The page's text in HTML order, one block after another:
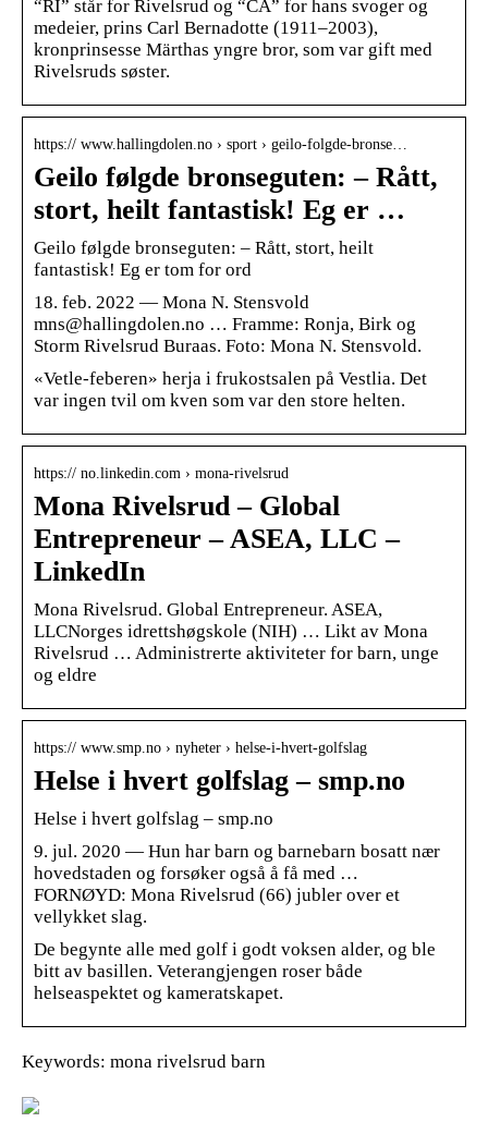
“RI” står for Rivelsrud og “CA” for hans svoger og
medeier, prins Carl Bernadotte (1911–2003),
kronprinsesse Märthas yngre bror, som var gift med
Rivelsruds søster.
https:// www.hallingdolen.no › sport › geilo-folgde-bronse…
Geilo følgde bronseguten: – Rått,
stort, heilt fantastisk! Eg er …
Geilo følgde bronseguten: – Rått, stort, heilt
fantastisk! Eg er tom for ord
18. feb. 2022 — Mona N. Stensvold
mns@hallingdolen.no … Framme: Ronja, Birk og
Storm Rivelsrud Buraas. Foto: Mona N. Stensvold.
«Vetle-feberen» herja i frukostsalen på Vestlia. Det
var ingen tvil om kven som var den store helten.
https:// no.linkedin.com › mona-rivelsrud
Mona Rivelsrud – Global
Entrepreneur – ASEA, LLC –
LinkedIn
Mona Rivelsrud. Global Entrepreneur. ASEA,
LLCNorges idrettshøgskole (NIH) … Likt av Mona
Rivelsrud … Administrerte aktiviteter for barn, unge
og eldre
https:// www.smp.no › nyheter › helse-i-hvert-golfslag
Helse i hvert golfslag – smp.no
Helse i hvert golfslag – smp.no
9. jul. 2020 — Hun har barn og barnebarn bosatt nær
hovedstaden og forsøker også å få med …
FORNØYD: Mona Rivelsrud (66) jubler over et
vellykket slag.
De begynte alle med golf i godt voksen alder, og ble
bitt av basillen. Veterangjengen roser både
helseaspektet og kameratskapet.
Keywords: mona rivelsrud barn